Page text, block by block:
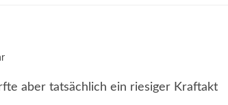
aber tatsächlich ein riesiger Kraftakt